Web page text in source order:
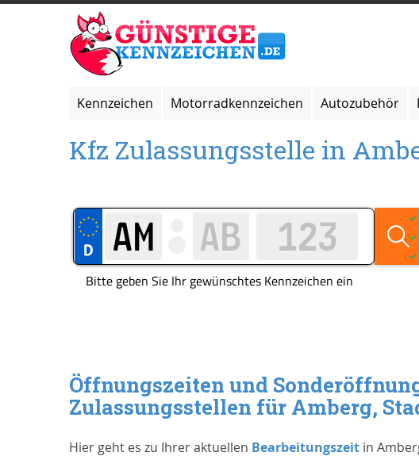
Zum
Inhalt
springen
Kennzeichen Motorradkennzeichen Autozubehör
Kfz Zulassungsstelle in
Öffnungszeiten und
Zulassungsstellen für Amberg,
Hier geht es zu Ihrer aktuellen Bearbeitungszeit in